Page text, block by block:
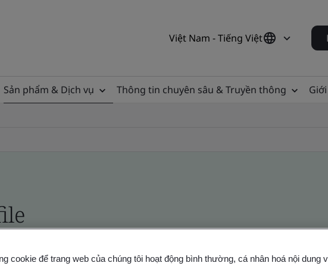
Việt Nam - Tiếng Việt
Sản phẩm & Dịch vụ Thông tin chuyên sâu & Truyền thông
- Validation and Verification
cookie để trang web của chúng tôi hoạt động bình thường, cá nhân hoá nội dung